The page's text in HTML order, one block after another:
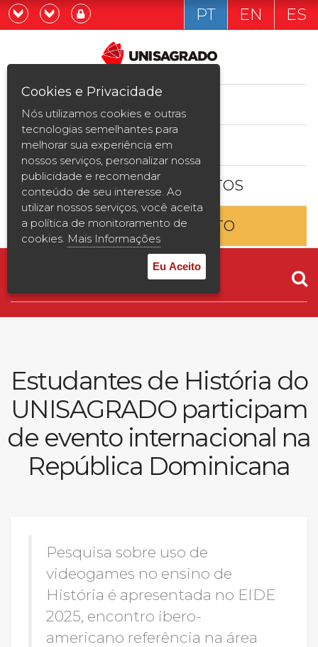
Graduação
Pós-graduação e MBA
Curta Duração
Vestibular
2ª Graduação
Transferência
Reingresso
Desconto de pontualidade
Biblioteca
Contatos
UATI
Já sou estudande
Quero ser estudante
PT EN ES
ESTUDE AQUI
BOLSAS E DESCONTOS
ENTRE EM CONTATO
Estudantes de História do
UNISAGRADO participam
de evento internacional na
República Dominicana
Pesquisa sobre uso de
videogames no ensino de
História é apresentada no EIDE
2025, encontro ibero-
americano referência na área
Cookies e Privacidade
Nós utilizamos cookies e outras
tecnologias semelhantes para
melhorar sua experiência em
nossos serviços, personalizar nossa
publicidade e recomendar
conteúdo de seu interesse. Ao
utilizar nossos serviços, você aceita
a política de monitoramento de
cookies. Mais Informações
Eu Aceito